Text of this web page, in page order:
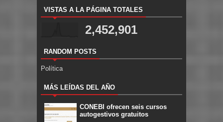
VISTAS A LA PÁGINA TOTALES
2,452,901
RANDOM POSTS
Política
MÁS LEÍDAS DEL AÑO
CONEBI ofrecen seis cursos
autogestivos gratuitos